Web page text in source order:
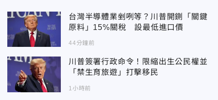
台灣半導體業剉咧等？川普開鍘「關鍵
原料」15%關稅 設最低進口價
44分鐘前
川普簽署行政命令！限縮出生公民權並
「禁生育旅遊」打擊移民
1小時前